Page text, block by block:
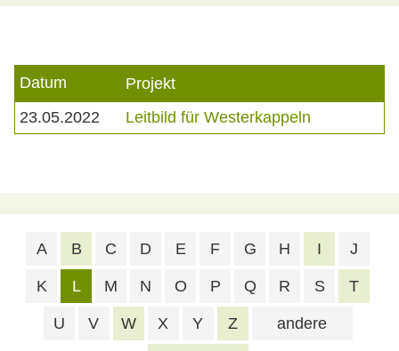
Datum
Projekt
23.05.2022
Leitbild für Westerkappeln
A B C D E F G H I J
K L M N O P Q R S T
U V W X Y Z andere